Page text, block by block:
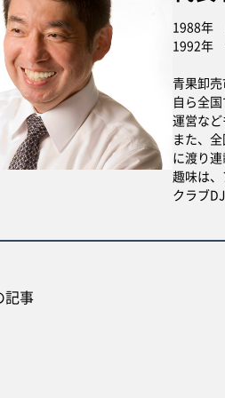
1988年
1992年
青果卸
自ら全
運営など
また、
に渡り連
趣味は
クラブDJ
記事